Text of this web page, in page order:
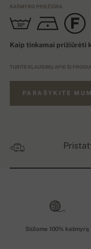
KAŠMYRO PRIEŽIŪRA
Kaip tinkamai prižiūrėti
TURITE KLAUSIMŲ APIE ŠĮ
PARAŠYKITE
Siūlome 100% kašmyrą